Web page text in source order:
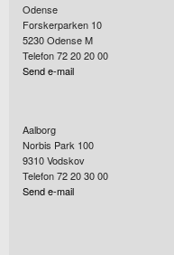
Odense
Forskerparken 10
5230Odense M
Telefon 72 20 20 00
Send e-mail
Aalborg
Norbis Park 100
9310Vodskov
Telefon 72 20 30 00
Send e-mail